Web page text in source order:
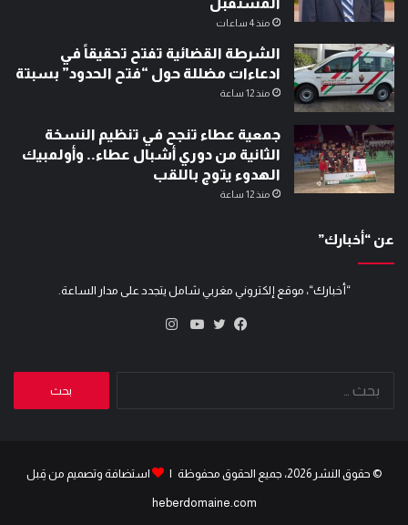
المستقبل
منذ 4 ساعات
الشرطة القضائية تفتح تحقيقاً في
ادعاءات مضللة حول “فتح الحدود” بسبتة
منذ 12 ساعة
جمعية عطاء تنجح في تنظيم النسخة
الثانية من دوري أشبال عطاء.. وأولمبيك
الهدوء يتوج باللقب
منذ 12 ساعة
عن “أخبارك”
“أخبارك“، موقع إلكتروني مغربي شامل يتجدد على مدار الساعة.
© حقوق النشر 2026، جميع الحقوق محفوظة | استضافة وتصميم من قِبل
heberdomaine.com